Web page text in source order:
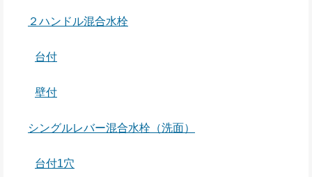
２ハンドル混合水栓
台付
壁付
シングルレバー混合水栓（洗面）
台付1穴